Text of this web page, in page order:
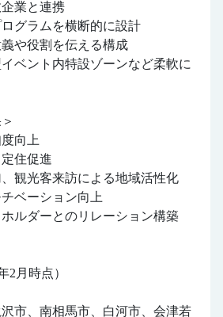
企業と連携
ログラムを横断的に設計
義や役割を伝える構成
イベント内特設ゾーンなど柔軟に
向上
住促進
、観光客来訪による地域活性化
ベーション向上
ホルダーとのリレーション構築
2月時点）
市、南相馬市、白河市、会津若